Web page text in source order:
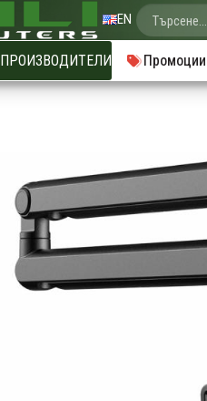
EN
ПРОИЗВОДИТЕЛИ Промоции